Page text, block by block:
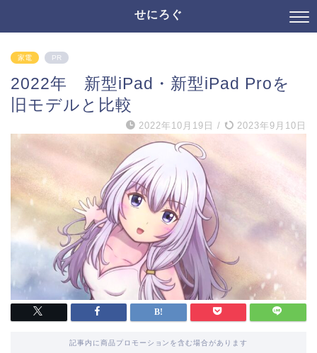
せにろぐ
家電 PR
2022年 新型iPad・新型iPad Proを
旧モデルと比較
2022年10月19日 / 2023年9月10日
記事内に商品プロモーションを含む場合があります